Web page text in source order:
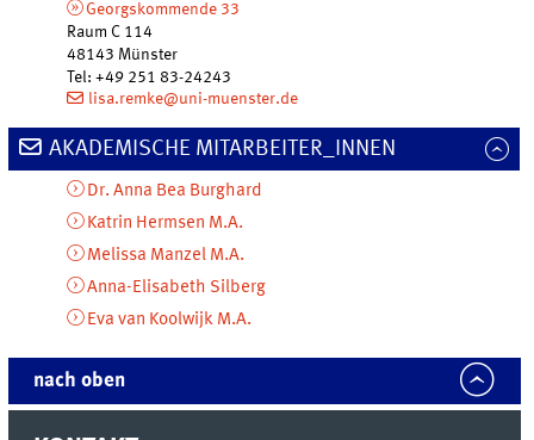
Georgskommende 33
Raum C 114
48143 Münster
Tel:+49 251 83-24243
lisa.remke@uni-muenster.de
AKADEMISCHE MITARBEITER_INNEN
Dr. Anna Bea Burghard
Katrin Hermsen M.A.
Melissa Manzel M.A.
Anna-Elisabeth Silberg
Eva van Koolwijk M.A.
nach oben